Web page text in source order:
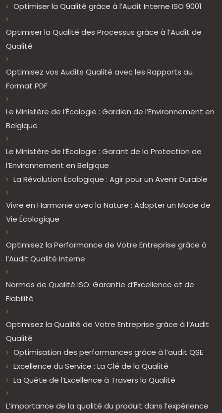
Optimiser la Qualité grâce à l’Audit Interne ISO 9001
Optimiser la Qualité des Processus grâce à l’Audit de
Qualité
Optimisez vos Audits Qualité avec les Rapports au
Format PDF
Le Ministère de l’Écologie : Gardien de l’Environnement en
Belgique
Le Ministère de l’Écologie : Garant de la Protection de
l’Environnement en Belgique
La Révolution Écologique : Agir pour un Avenir Durable
Vivre en Harmonie avec la Nature : Adopter un Mode de
Vie Écologique
Optimisez la Performance de Votre Entreprise grâce à
l’Audit Qualité Interne
Normes de Qualité ISO: Garantie d’Excellence et de
Fiabilité
Optimisez la Qualité de Votre Entreprise grâce à l’Audit
Qualité
Optimisation des performances grâce à l’audit QSE
Excellence du Service : La Clé de la Qualité
La Quête de l’Excellence à Travers la Qualité
L’importance de la qualité du produit dans l’expérience